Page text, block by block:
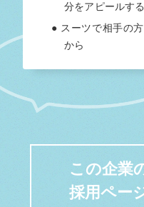
分をアピールす
● スーツで相手の
から
この企業
採用ペー